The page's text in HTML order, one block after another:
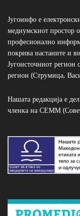
Југоинфо е
медиумскиот простор
професионално
покрива настаните и
Југоисточниот
регион (Струмица,
Нашата редакција е
членка на СЕММ